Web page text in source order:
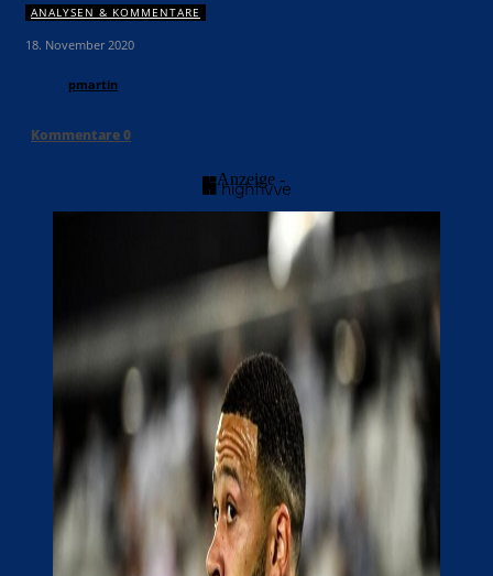
ANALYSEN & KOMMENTARE
18. November 2020
pmartin
Kommentare0
- Anzeige -